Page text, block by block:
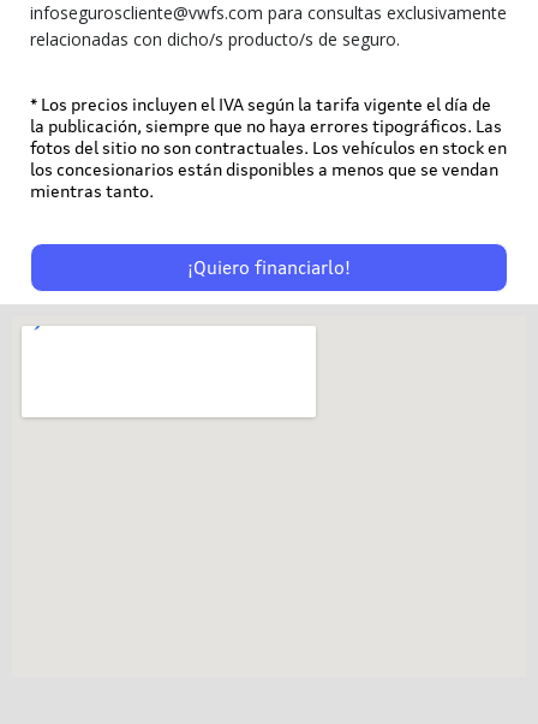
infoseguroscliente@vwfs.com para consultas exclusivamente
relacionadas con dicho/s producto/s de seguro.
* Los precios incluyen el IVA según la tarifa vigente el día de
la publicación, siempre que no haya errores tipográficos. Las
fotos del sitio no son contractuales. Los vehículos en stock en
los concesionarios están disponibles a menos que se vendan
mientras tanto.
¡Quiero financiarlo!